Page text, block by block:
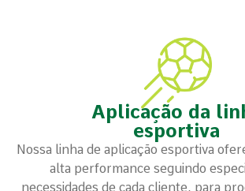
Aplicação da
esportiva
Nossa linha de aplicação esportiva
alta performance seguindo
necessidades de cada cliente, para